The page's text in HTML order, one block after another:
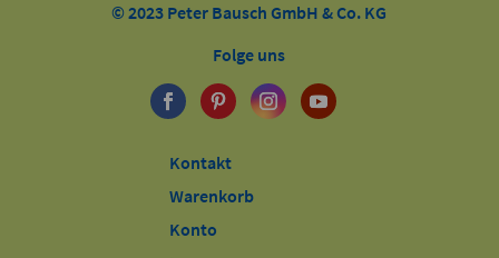
© 2023 Peter Bausch GmbH & Co. KG
Folge uns
Kontakt
Warenkorb
Konto